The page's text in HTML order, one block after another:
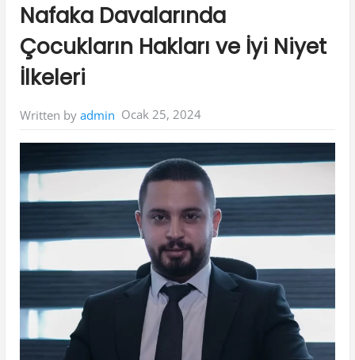
Nafaka Davalarında
Çocukların Hakları ve İyi Niyet
İlkeleri
Written by admin Ocak 25, 2024